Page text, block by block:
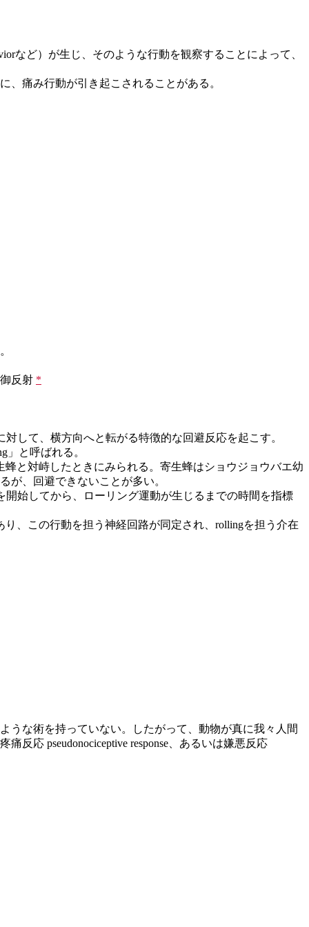
など）が生じ、そのような行動を観察することによって、
痛み行動が引き起こされることがある。
反射 *
して、横方向へと転がる特徴的な回避反応を起こす。
」と呼ばれる。
と対峙したときにみられる。寄生蜂はショウジョウバエ幼
が、回避できないことが多い。
開始してから、ローリング運動が生じるまでの時間を指標
り、この行動を担う神経回路が同定され、rollingを担う介在
うな術を持っていない。したがって、動物が真に我々人間
反応 pseudonociceptive response、あるいは嫌悪反応